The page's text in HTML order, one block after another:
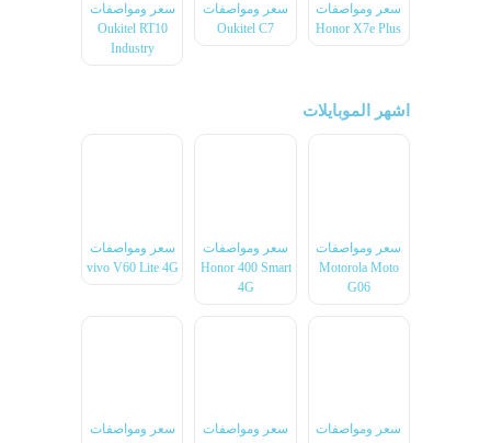
سعر ومواصفات
Honor X7e Plus
سعر ومواصفات
Oukitel C7
سعر ومواصفات
Oukitel RT10
Industry
اشهر الموبايلات
سعر ومواصفات
Motorola Moto
G06
سعر ومواصفات
Honor 400 Smart
4G
سعر ومواصفات
vivo V60 Lite 4G
سعر ومواصفات
سعر ومواصفات
سعر ومواصفات